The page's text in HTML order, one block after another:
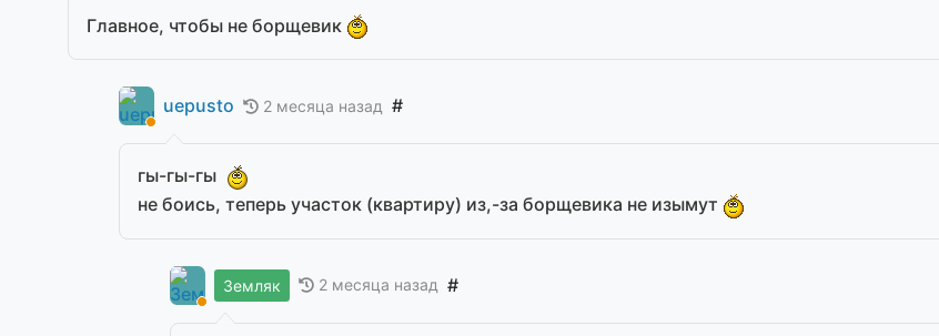
Главное, чтобы не борщевик
uepusto 2 месяца назад #
гы-гы-гы
не боись, теперь участок (квартиру) из,-за борщевика не изымут
Земляк 2 месяца назад #